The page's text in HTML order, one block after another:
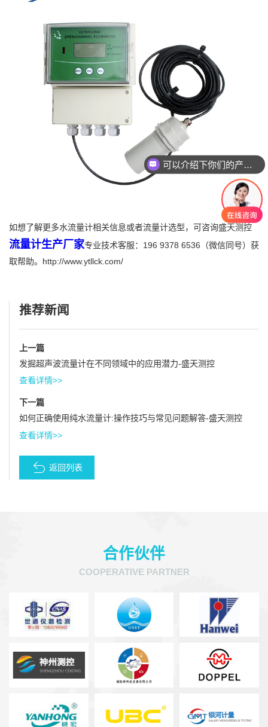
如想了解更多水流量计相关信息或者流量计选型，可咨询盛天测控
流量计生产厂家专业技术客服：196 9378 6536（微信同号）获
取帮助。http://www.ytllck.com/
推荐新闻
上一篇
发掘超声波流量计在不同领域中的应用潜力-盛天测控
查看详情>>
下一篇
如何正确使用纯水流量计:操作技巧与常见问题解答-盛天测控
查看详情>>
返回列表
合作伙伴
COOPERATIVE PARTNER